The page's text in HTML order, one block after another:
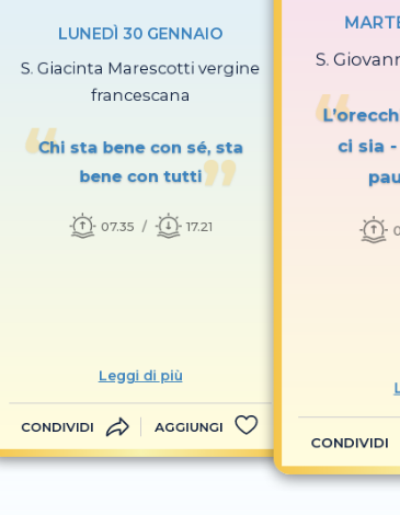
LUNEDÌ 30 GENNAIO
S. Giacinta Marescotti vergine
francescana
Chi sta bene con sé, sta
bene con tutti
07.35 17.21
Leggi di più
CONDIVIDI AGGIUNGI
S.
ci sia -
CONDIVIDI